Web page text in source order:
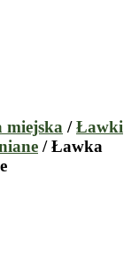
miejska /Ławki
/ Ławka